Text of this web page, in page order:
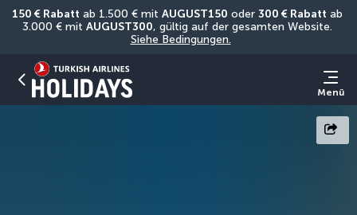
150 € Rabatt ab 1.500 € mit AUGUST150 oder 300 € Rabatt ab
3.000 € mit AUGUST300
Siehe Bedingungen.
Menü